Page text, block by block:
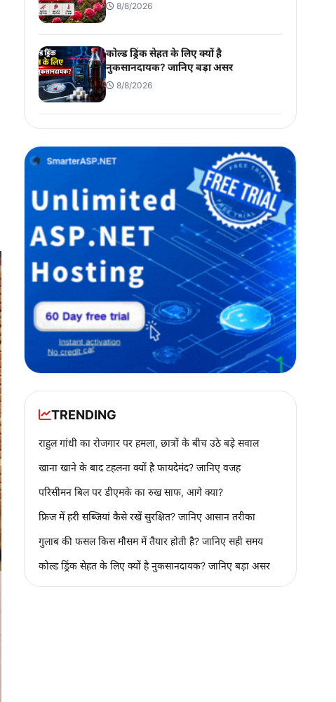
8/8/2026
कोल्ड ड्रिंक सेहत के लिए क्यों है
नुकसानदायक? जानिए बड़ा असर
8/8/2026
TRENDING
राहुल गांधी का रोजगार पर हमला, छात्रों के बीच उठे बड़े सवाल
खाना खाने के बाद टहलना क्यों है फायदेमंद? जानिए वजह
परिसीमन बिल पर डीएमके का रुख साफ, आगे क्या?
फ्रिज में हरी सब्जियां कैसे रखें सुरक्षित? जानिए आसान तरीका
गुलाब की फसल किस मौसम में तैयार होती है? जानिए सही समय
कोल्ड ड्रिंक सेहत के लिए क्यों है नुकसानदायक? जानिए बड़ा असर